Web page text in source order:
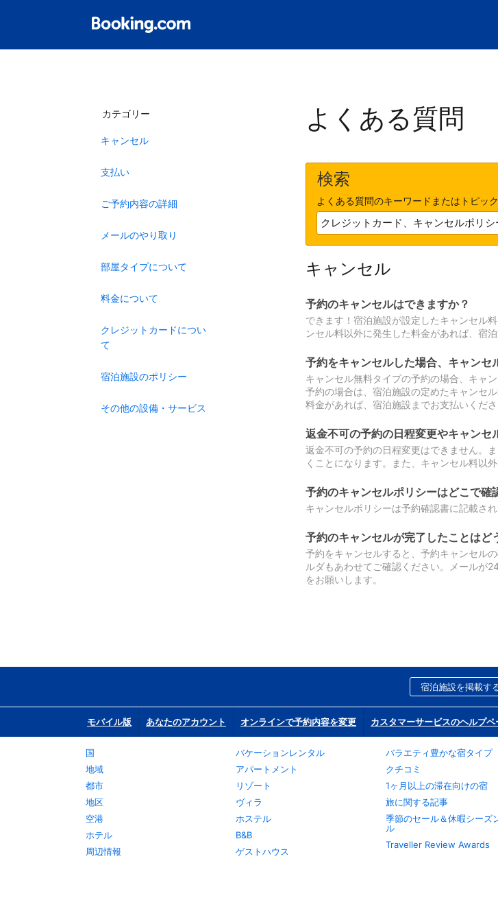
カテゴリー
キャンセル
支払い
ご予約内容の詳細
メールのやり取り
部屋タイプについて
料金について
クレジットカードについ
て
宿泊施設のポリシー
その他の設備・サービス
よくある質問
検索
よくある質問のキーワードまたはトピック
キャンセル
予約のキャンセルはできますか？
できます！宿泊施設が設定したキャンセル
ンセル料以外に発生した料金があれば、宿
予約をキャンセルした場合、キャンセ
キャンセル無料タイプの予約の場合、キャ
予約の場合は、宿泊施設の定めたキャンセ
料金があれば、宿泊施設までお支払いくださ
返金不可の予約の日程変更やキャンセ
返金不可の予約の日程変更はできません。
くことになります。また、キャンセル料以
予約のキャンセルポリシーはどこで確
キャンセルポリシーは予約確認書に記載され
予約のキャンセルが完了したことはど
予約をキャンセルすると、予約キャンセル
ルダもあわせてご確認ください。メールが
をお願いします。
宿泊施設を掲載す
モバイル版 あなたのアカウント オンラインで予約内容を変更 カスタマーサービスのヘルプペ
国
地域
都市
地区
空港
ホテル
周辺情報
バケーションレンタル
アパートメント
リゾート
ヴィラ
ホステル
B&B
ゲストハウス
バラエティ豊かな宿タイプ
クチコミ
1ヶ月以上の滞在向けの宿
旅に関する記事
季節のセール＆休暇シーズ
ル
Traveller Review Awards